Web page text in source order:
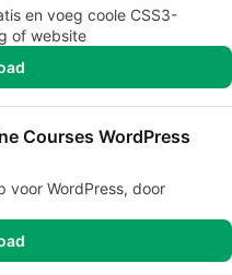
en voeg coole CSS3-
of website
Courses WordPress
voor WordPress, door